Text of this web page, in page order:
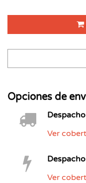
Opciones de
Ver
Ver